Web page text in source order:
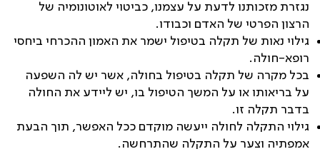
נגזרת מזכותנו לדעת על עצמנו, כביטוי לאוטונומיה של
הרצון הפרטי של האדם וכבודו.
גילוי נאות של תקלה בטיפול ישמר את האמון ההכרחי ביחסי
רופא-חולה.
בכל מקרה של תקלה בטיפול בחולה, אשר יש לה השפעה
על בריאותו או על המשך הטיפול בו, יש ליידע את החולה
בדבר תקלה זו.
גילוי התקלה לחולה ייעשה מוקדם ככל האפשר, תוך הבעת
אמפתיה וצער על התקלה שהתרחשה.